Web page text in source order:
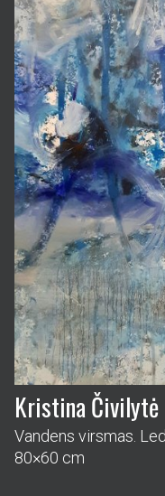
Kristina Čivilytė
Vandens virsmas.
80×60 cm